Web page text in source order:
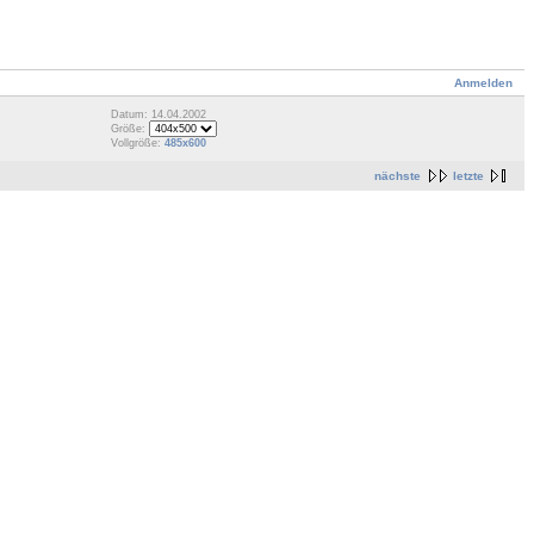
Anmelden
Datum: 14.04.2002
Größe:
Vollgröße: 485x600
nächste letzte